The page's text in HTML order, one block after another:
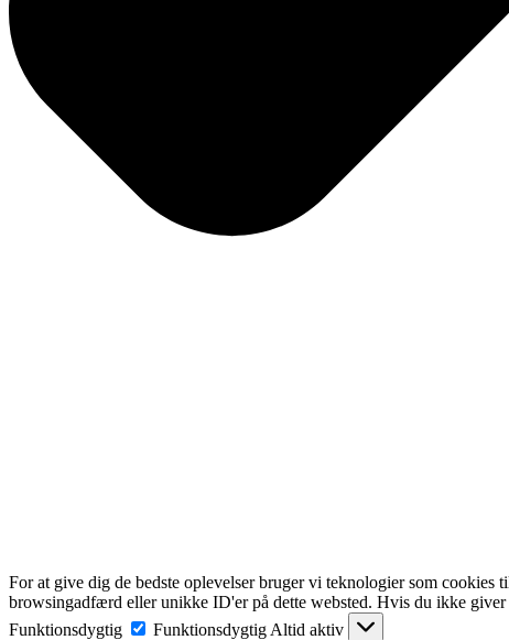
For at give dig de bedste oplevelser bruger vi teknologier som
browsingadfærd eller unikke ID'er på dette websted. Hvis du ikke
Funktionsdygtig
Funktionsdygtig Altid aktiv